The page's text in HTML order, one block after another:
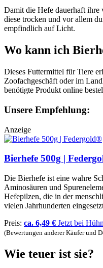
Damit die Hefe dauerhaft
diese trocken und vor allem
empfindlich auf Licht.
Wo kann ich
Dieses Futtermittel für Tiere
Zoofachgeschäft oder im
benötigte Produkt online
Unsere Empfehlung:
Anzeige
Bierhefe 500g |
Die Bierhefe ist eine wahre
Aminosäuren und
Hefepilzen, die in der
vielen Jahrhunderten
Preis: ca. 6,49 € Jetzt bei
(Bewertungen anderer Käufer und
Wie teuer ist sie?